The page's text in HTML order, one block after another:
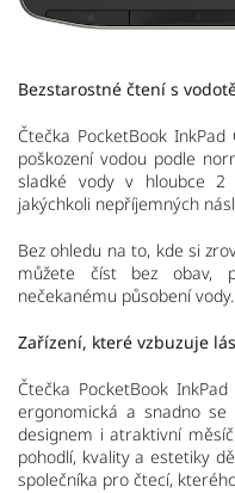
Bezstarostné čtení s
Čtečka PocketBook
poškození vodou podle
sladké vody v hloubce
jakýchkoli nepříjemných
Bez ohledu na to, kde si
můžete číst bez obav,
nečekanému působení vody.
Zařízení, které vzbuzuje
Čtečka PocketBook
ergonomická a snadno se
designem i atraktivní
pohodlí, kvality a estetiky
společníka pro čtecí,